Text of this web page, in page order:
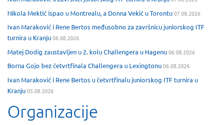
Nikola Mektić ispao u Montrealu, a Donna Vekić u Torontu07.08.2026
Ivan Maraković i Rene Bertos međusobno za završnicu juniorskog ITF
turnira u Kranju06.08.2026
Matej Dodig zaustavljen u 2. kolu Challengera u Hagenu06.08.2026
Borna Gojo bez četvrtfinala Challengera u Lexingtonu06.08.2026
Ivan Maraković i Rene Bertos u četvrtfinalu juniorskog ITF turnira u
Kranju05.08.2026
Organizacije